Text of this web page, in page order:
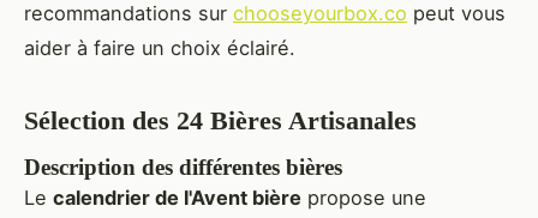
recommandations sur chooseyourbox.co peut vous
aider à faire un choix éclairé.
Sélection des 24 Bières Artisanales
Description des différentes bières
Le calendrier de l'Avent bière propose une